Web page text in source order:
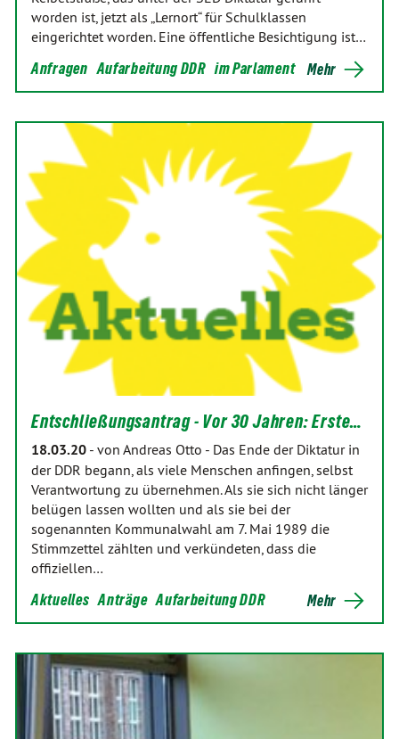
worden ist, jetzt als „Lernort“ für Schulklassen
eingerichtet worden. Eine öffentliche Besichtigung ist…
Anfragen Aufarbeitung DDR im Parlament Mehr
Entschließungsantrag - Vor 30 Jahren: Erste…
18.03.20 - von Andreas Otto - Das Ende der Diktatur in
der DDR begann, als viele Menschen anfingen, selbst
Verantwortung zu übernehmen. Als sie sich nicht länger
belügen lassen wollten und als sie bei der
sogenannten Kommunalwahl am 7. Mai 1989 die
Stimmzettel zählten und verkündeten, dass die
offiziellen…
Aktuelles Anträge Aufarbeitung DDR Mehr